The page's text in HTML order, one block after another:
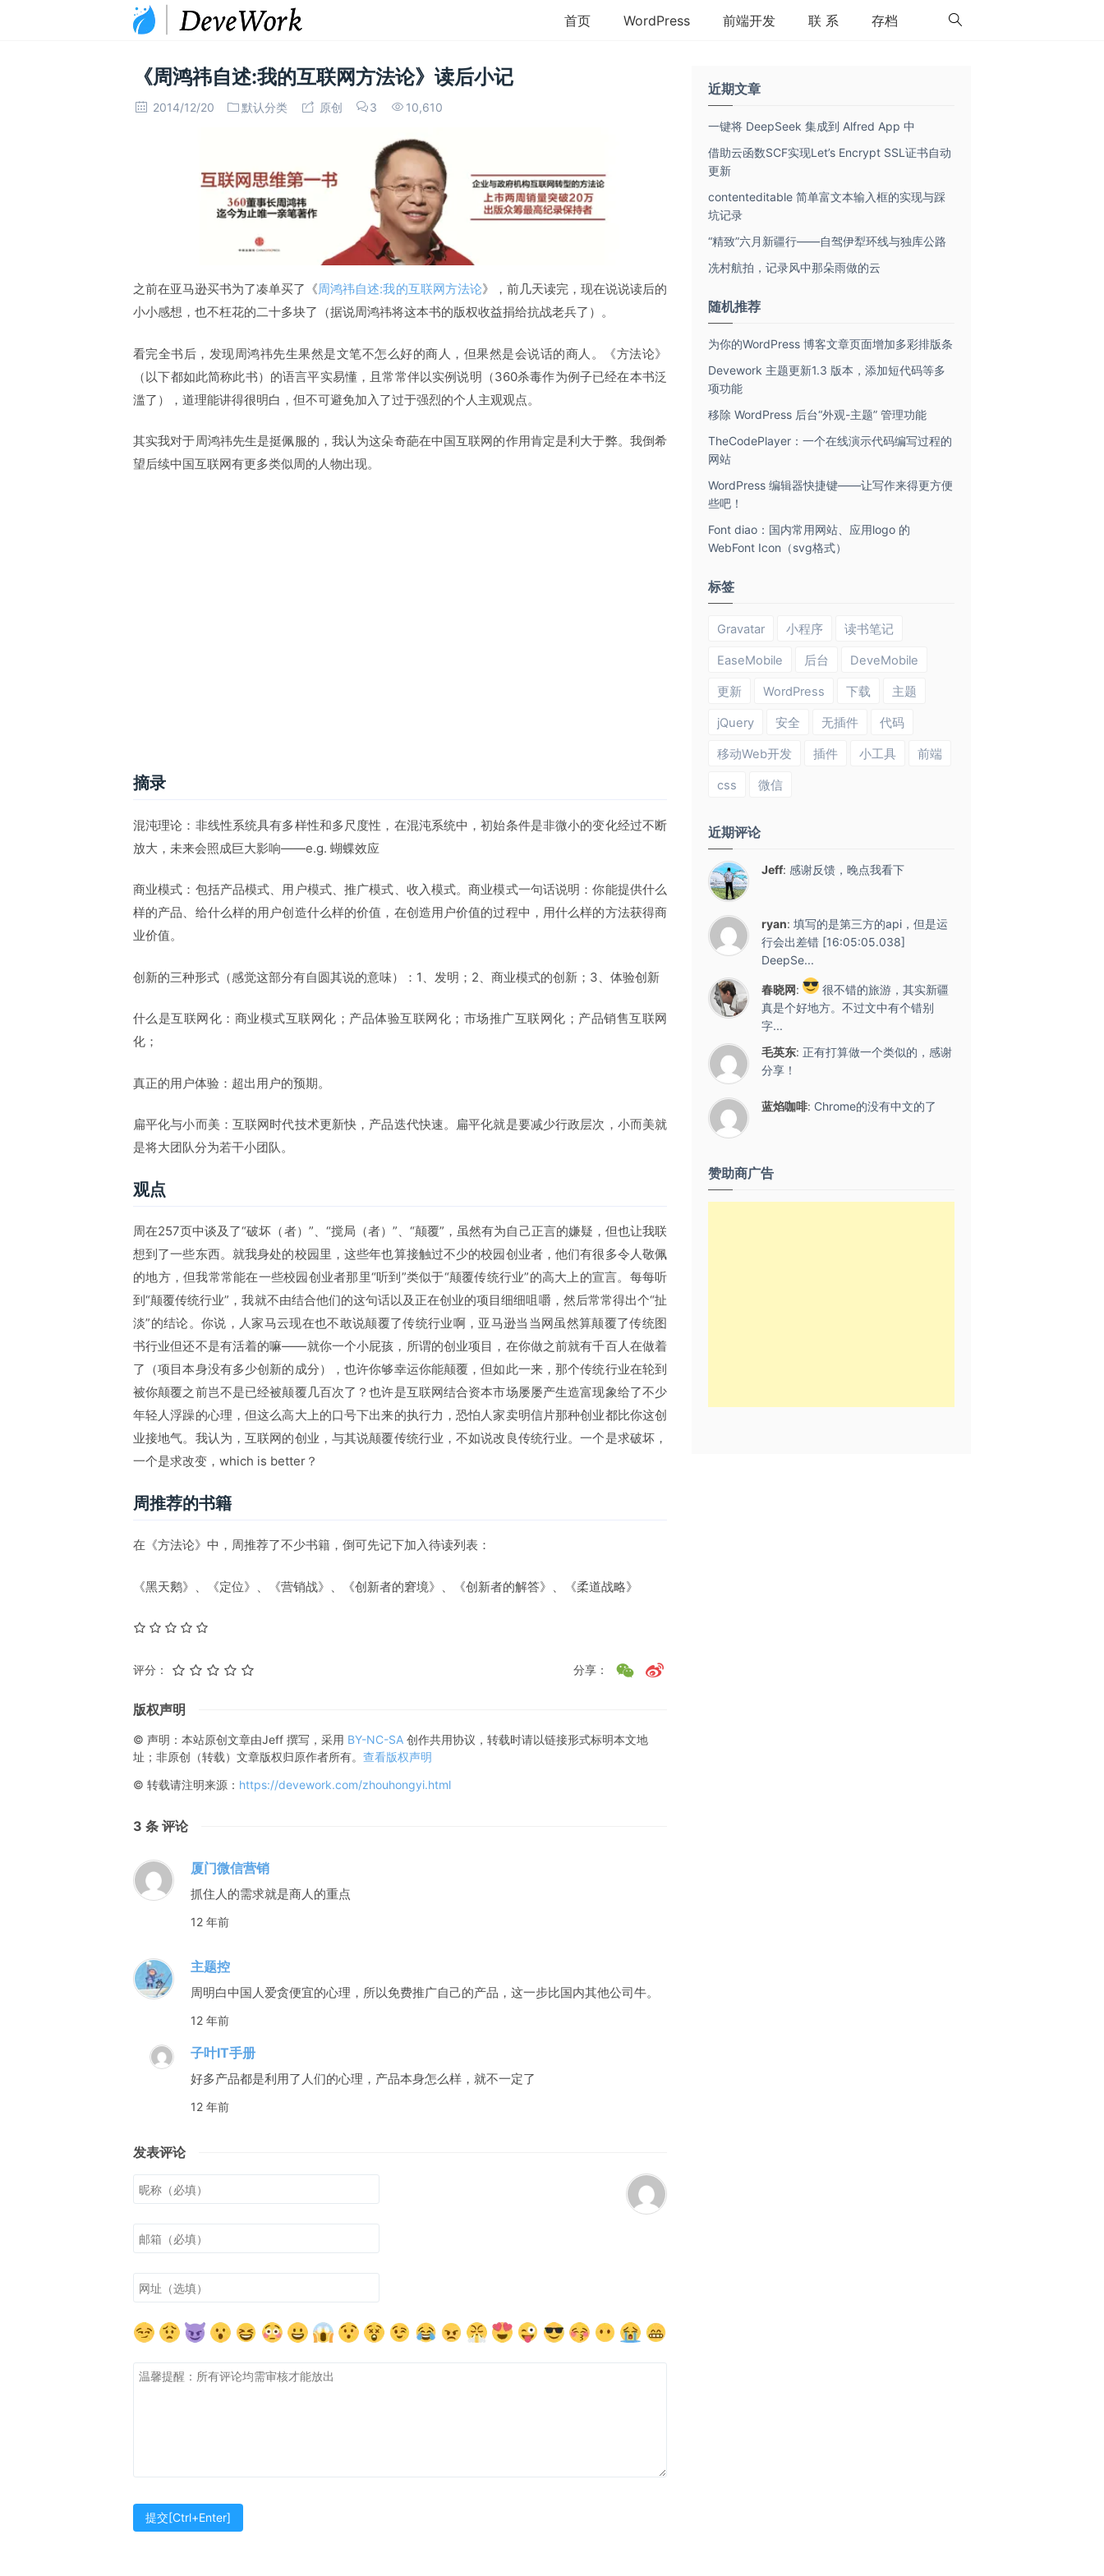
首页 WordPress 前端开发 联 系 存档
《周鸿祎自述:我的互联网方法论》读后小记
2014/12/20 默认分类 原创 3 10,610
之前在亚马逊买书为了凑单买了《周鸿祎自述:我的互联网方法论》，前几天读完，现在说说读后的
小小感想，也不枉花的二十多块了（据说周鸿祎将这本书的版权收益捐给抗战老兵了）。
看完全书后，发现周鸿祎先生果然是文笔不怎么好的商人，但果然是会说话的商人。《方法论》
（以下都如此简称此书）的语言平实易懂，且常常伴以实例说明（360杀毒作为例子已经在本书泛
滥了），道理能讲得很明白，但不可避免加入了过于强烈的个人主观观点。
其实我对于周鸿祎先生是挺佩服的，我认为这朵奇葩在中国互联网的作用肯定是利大于弊。我倒希
望后续中国互联网有更多类似周的人物出现。
摘录
混沌理论：非线性系统具有多样性和多尺度性，在混沌系统中，初始条件是非微小的变化经过不断
放大，未来会照成巨大影响——e.g. 蝴蝶效应
商业模式：包括产品模式、用户模式、推广模式、收入模式。商业模式一句话说明：你能提供什么
样的产品、给什么样的用户创造什么样的价值，在创造用户价值的过程中，用什么样的方法获得商
业价值。
创新的三种形式（感觉这部分有自圆其说的意味）：1、发明；2、商业模式的创新；3、体验创新
什么是互联网化：商业模式互联网化；产品体验互联网化；市场推广互联网化；产品销售互联网
化；
真正的用户体验：超出用户的预期。
扁平化与小而美：互联网时代技术更新快，产品迭代快速。扁平化就是要减少行政层次，小而美就
是将大团队分为若干小团队。
观点
周在257页中谈及了“破坏（者）”、“搅局（者）”、“颠覆”，虽然有为自己正言的嫌疑，但也让我联
想到了一些东西。就我身处的校园里，这些年也算接触过不少的校园创业者，他们有很多令人敬佩
的地方，但我常常能在一些校园创业者那里“听到”类似于“颠覆传统行业”的高大上的宣言。每每听
到“颠覆传统行业”，我就不由结合他们的这句话以及正在创业的项目细细咀嚼，然后常常得出个“扯
淡”的结论。你说，人家马云现在也不敢说颠覆了传统行业啊，亚马逊当当网虽然算颠覆了传统图
书行业但还不是有活着的嘛——就你一个小屁孩，所谓的创业项目，在你做之前就有千百人在做着
了（项目本身没有多少创新的成分），也许你够幸运你能颠覆，但如此一来，那个传统行业在轮到
被你颠覆之前岂不是已经被颠覆几百次了？也许是互联网结合资本市场屡屡产生造富现象给了不少
年轻人浮躁的心理，但这么高大上的口号下出来的执行力，恐怕人家卖明信片那种创业都比你这创
业接地气。我认为，互联网的创业，与其说颠覆传统行业，不如说改良传统行业。一个是求破坏，
一个是求改变，which is better？
周推荐的书籍
在《方法论》中，周推荐了不少书籍，倒可先记下加入待读列表：
《黑天鹅》、《定位》、《营销战》、《创新者的窘境》、《创新者的解答》、《柔道战略》
评分： 分享：
版权声明
© 声明：本站原创文章由Jeff 撰写，采用 BY-NC-SA 创作共用协议，转载时请以链接形式标明本文地
址；非原创（转载）文章版权归原作者所有。 查看版权声明
© 转载请注明来源： https://devework.com/zhouhongyi.html
3 条 评论
厦门微信营销
抓住人的需求就是商人的重点
12 年前
主题控
周明白中国人爱贪便宜的心理，所以免费推广自己的产品，这一步比国内其他公司牛。
12 年前
子叶IT手册
好多产品都是利用了人们的心理，产品本身怎么样，就不一定了
12 年前
发表评论
近期文章
一键将 DeepSeek 集成到 Alfred App 中
借助云函数SCF实现Let’s Encrypt SSL证书自动
更新
contenteditable 简单富文本输入框的实现与踩
坑记录
“精致”六月新疆行——自驾伊犁环线与独库公路
冼村航拍，记录风中那朵雨做的云
随机推荐
为你的WordPress 博客文章页面增加多彩排版条
Devework 主题更新1.3 版本，添加短代码等多
项功能
移除 WordPress 后台“外观-主题” 管理功能
TheCodePlayer：一个在线演示代码编写过程的
网站
WordPress 编辑器快捷键——让写作来得更方便
些吧！
Font diao：国内常用网站、应用logo 的
WebFont Icon（svg格式）
标签
Gravatar 小程序 读书笔记
EaseMobile 后台 DeveMobile
更新 WordPress 下载 主题
jQuery 安全 无插件 代码
移动Web开发 插件 小工具 前端
css 微信
近期评论
Jeff: 感谢反馈，晚点我看下
ryan: 填写的是第三方的api，但是运
行会出差错 [16:05:05.038]
DeepSe...
春晓网:
很不错的旅游，其实新疆
真是个好地方。不过文中有个错别
字...
毛英东: 正有打算做一个类似的，感谢
分享！
蓝焰咖啡: Chrome的没有中文的了
赞助商广告